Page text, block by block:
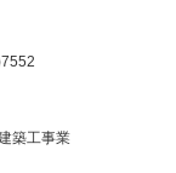
築工事業